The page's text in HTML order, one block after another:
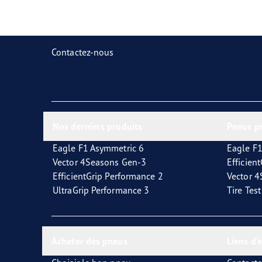
Contactez-nous
Eagle F1 Asymmetric 6
Vector 4Seasons Gen-3
EfficientGrip Performance 2
UltraGrip Performance 3
Eagle
Vector
Tire